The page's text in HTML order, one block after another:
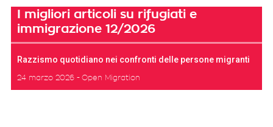
I migliori articoli su rifugiati e
immigrazione 12/2026
Razzismo quotidiano nei confronti delle persone migranti
24 marzo 2026 Open Migration